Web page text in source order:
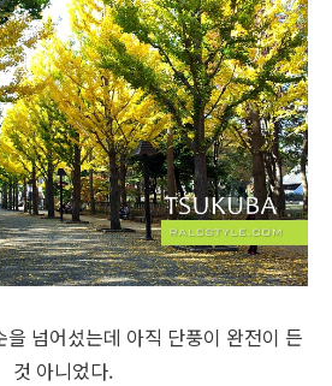
넘어섰는데 아직 단풍이 완전이 든
것 아니었다.